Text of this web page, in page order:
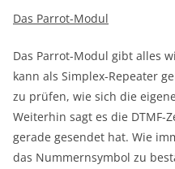
Das Parrot-Modul
Das Parrot-Modul gibt alles
kann als Simplex-Repeater
zu prüfen, wie sich die
Weiterhin sagt es die DTMF-
gerade gesendet hat. Wie
das Nummernsymbol zu